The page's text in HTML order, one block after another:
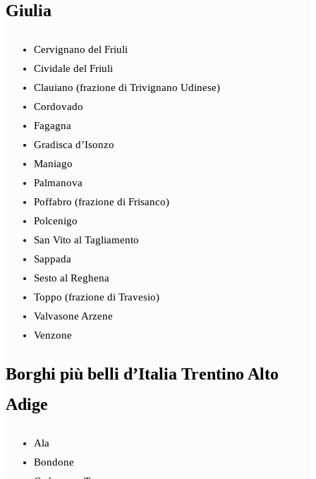
Giulia
Cervignano del Friuli
Cividale del Friuli
Clauiano (frazione di Trivignano Udinese)
Cordovado
Fagagna
Gradisca d’Isonzo
Maniago
Palmanova
Poffabro (frazione di Frisanco)
Polcenigo
San Vito al Tagliamento
Sappada
Sesto al Reghena
Toppo (frazione di Travesio)
Valvasone Arzene
Venzone
Borghi più belli d’Italia Trentino Alto
Adige
Ala
Bondone